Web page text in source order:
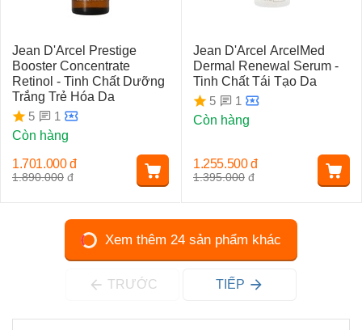
Jean D'Arcel Prestige
Booster Concentrate
Retinol - Tinh Chất Dưỡng
Trắng Trẻ Hóa Da
5
1
Còn hàng
1.890.000 đ
1.701.000 đ
Jean D'Arcel ArcelMed
Dermal Renewal Serum -
Tinh Chất Tái Tạo Da
5
1
Còn hàng
1.395.000 đ
1.255.500 đ
Xem thêm 24 sản phẩm khác
TRƯỚC TIẾP